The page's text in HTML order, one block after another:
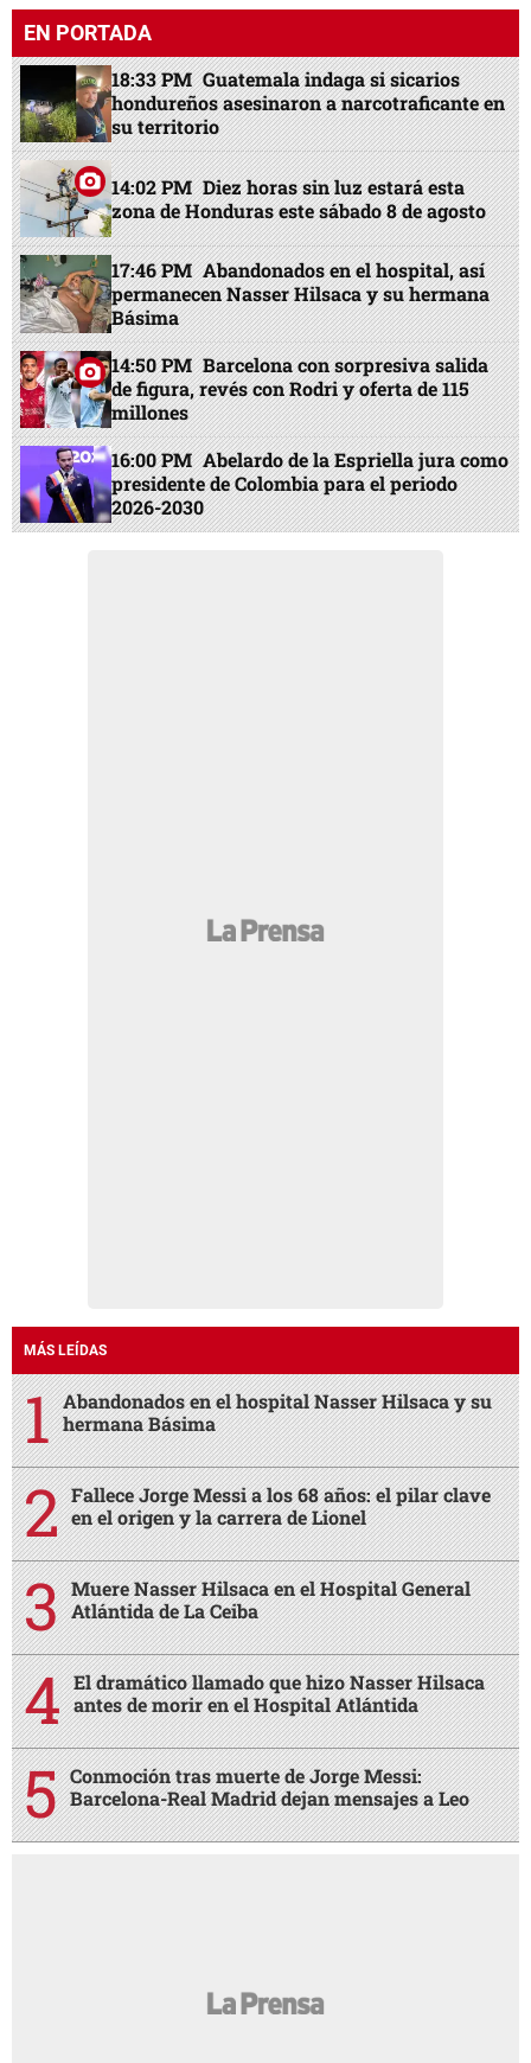
EN PORTADA
18:33 PM Guatemala indaga si sicarios
hondureños asesinaron a narcotraficante en
su territorio
14:02 PM Diez horas sin luz estará esta
zona de Honduras este sábado 8 de agosto
17:46 PM Abandonados en el hospital, así
permanecen Nasser Hilsaca y su hermana
Básima
14:50 PM Barcelona con sorpresiva salida
de figura, revés con Rodri y oferta de 115
millones
16:00 PM Abelardo de la Espriella jura como
presidente de Colombia para el periodo
2026-2030
MÁS LEÍDAS
Abandonados en el hospital Nasser Hilsaca y su
hermana Básima
Fallece Jorge Messi a los 68 años: el pilar clave
en el origen y la carrera de Lionel
Muere Nasser Hilsaca en el Hospital General
Atlántida de La Ceiba
El dramático llamado que hizo Nasser Hilsaca
antes de morir en el Hospital Atlántida
Conmoción tras muerte de Jorge Messi:
Barcelona-Real Madrid dejan mensajes a Leo